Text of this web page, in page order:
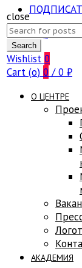
FAQ
close
Search
for:
Search
Wishlist 0
Cart (o) 0 / 0 ₽
О ЦЕНТРЕ
АКАДЕМИЯ